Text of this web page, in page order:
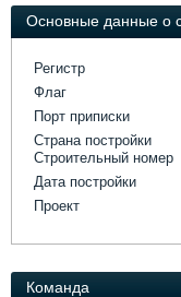
Выставки и
Личности
Словарь
Основные данные о
Регистр
Флаг
Порт приписки
Страна постройки
Строительный номер
Дата постройки
Проект
Команда